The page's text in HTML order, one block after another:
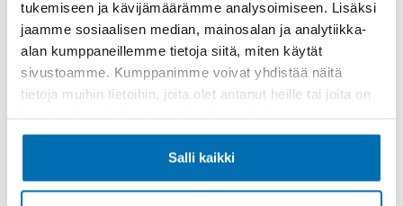
tukemiseen ja kävijämäärämme analysoimiseen. Lisäksi
jaamme sosiaalisen median, mainosalan ja analytiikka-
alan kumppaneillemme tietoja siitä, miten käytät
sivustoamme. Kumppanimme voivat yhdistää näitä
tietoja muihin tietoihin, joita olet antanut heille tai joita on
Salli kaikki
Suosikkiluokan pakettiauto huimalla kesäkorolla.